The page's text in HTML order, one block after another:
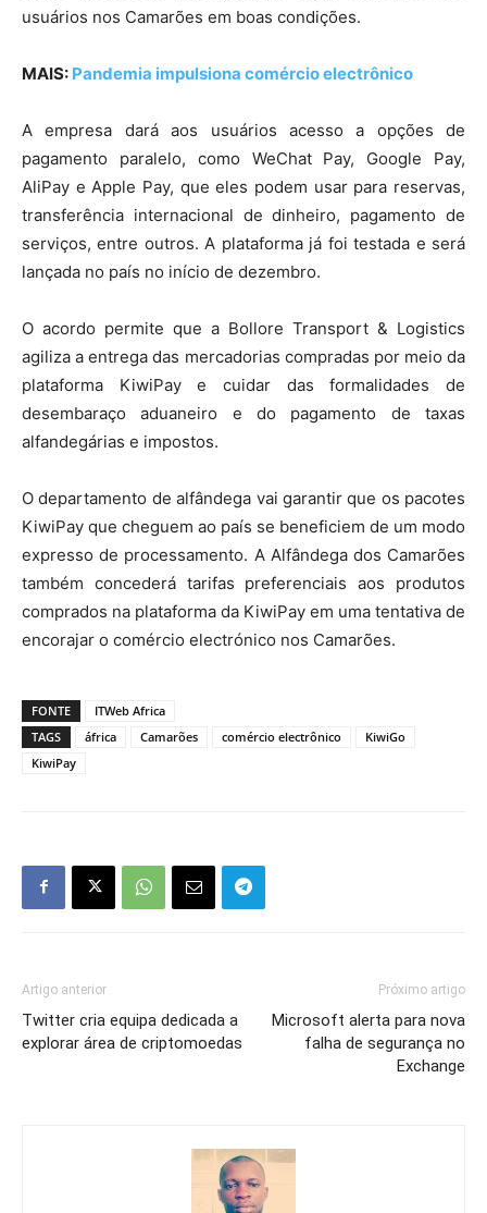
usuários nos Camarões em boas condições.
MAIS: Pandemia impulsiona comércio electrônico
A empresa dará aos usuários acesso a opções de
pagamento paralelo, como WeChat Pay, Google Pay,
AliPay e Apple Pay, que eles podem usar para reservas,
transferência internacional de dinheiro, pagamento de
serviços, entre outros. A plataforma já foi testada e será
lançada no país no início de dezembro.
O acordo permite que a Bollore Transport & Logistics
agiliza a entrega das mercadorias compradas por meio da
plataforma KiwiPay e cuidar das formalidades de
desembaraço aduaneiro e do pagamento de taxas
alfandegárias e impostos.
O departamento de alfândega vai garantir que os pacotes
KiwiPay que cheguem ao país se beneficiem de um modo
expresso de processamento. A Alfândega dos Camarões
também concederá tarifas preferenciais aos produtos
comprados na plataforma da KiwiPay em uma tentativa de
encorajar o comércio electrónico nos Camarões.
FONTE
ITWeb Africa
TAGS
áfrica Camarões comércio electrônico
KiwiGo
KiwiPay
Artigo anterior
Twitter cria equipa dedicada a
explorar área de criptomoedas
Próximo artigo
Microsoft alerta para nova
falha de segurança no
Exchange